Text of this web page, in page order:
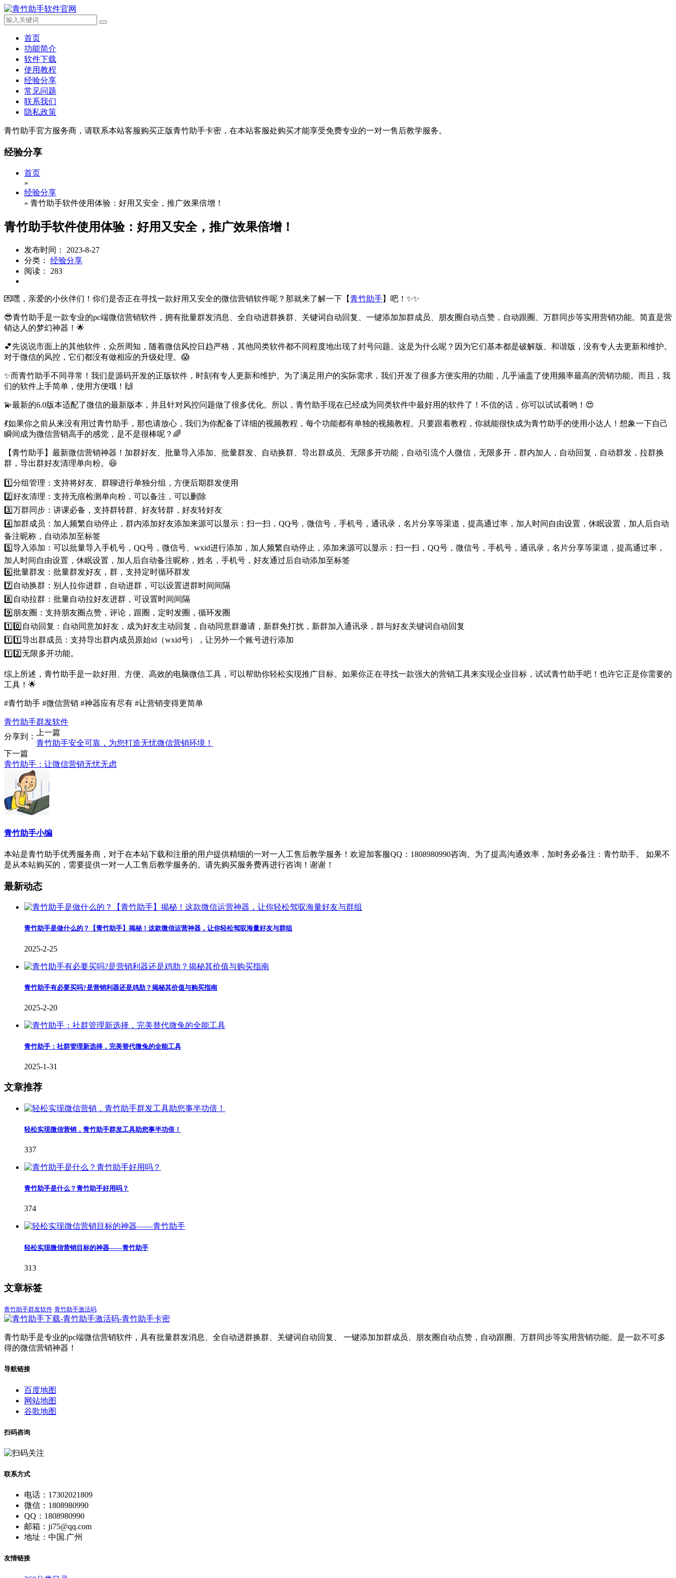
首页
功能简介
软件下载
使用教程
经验分享
常见问题
联系我们
隐私政策
青竹助手官方服务商，请联系本站客服购买正版青竹助手卡密，在本站客服处购买才能享受免费专业的一对一售后教学服务。
经验分享
首页
»
经验分享
» 青竹助手软件使用体验：好用又安全，推广效果倍增！
青竹助手软件使用体验：好用又安全，推广效果倍增！
发布时间： 2023-8-27
分类： 经验分享
阅读： 283
💌嘿，亲爱的小伙伴们！你们是否正在寻找一款好用又安全的微信营销软件呢？那就来了解一下【青竹助手】吧！✨✨
😎青竹助手是一款专业的pc端微信营销软件，拥有批量群发消息、全自动进群换群、关键词自动回复、一键添加加群成员、朋友圈自动点赞，自动跟圈、万群同步等实用营销功能。简直是营
销达人的梦幻神器！🌟
💕先说说市面上的其他软件，众所周知，随着微信风控日趋严格，其他同类软件都不同程度地出现了封号问题。这是为什么呢？因为它们基本都是破解版、和谐版，没有专人去更新和维护。
对于微信的风控，它们都没有做相应的升级处理。😱
✨而青竹助手不同寻常！我们是源码开发的正版软件，时刻有专人更新和维护。为了满足用户的实际需求，我们开发了很多方便实用的功能，几乎涵盖了使用频率最高的营销功能。而且，我
们的软件上手简单，使用方便哦！🙌
💫最新的6.0版本适配了微信的最新版本，并且针对风控问题做了很多优化。所以，青竹助手现在已经成为同类软件中最好用的软件了！不信的话，你可以试试看哟！😍
💃如果你之前从来没有用过青竹助手，那也请放心，我们为你配备了详细的视频教程，每个功能都有单独的视频教程。只要跟着教程，你就能很快成为青竹助手的使用小达人！想象一下自己
瞬间成为微信营销高手的感觉，是不是很棒呢？🌈
【青竹助手】最新微信营销神器！加群好友、批量导入添加、批量群发、自动换群、导出群成员、无限多开功能，自动引流个人微信，无限多开，群内加人，自动回复，自动群发，拉群换
群，导出群好友清理单向粉。😆
1️⃣分组管理：支持将好友、群聊进行单独分组，方便后期群发使用
2️⃣好友清理：支持无痕检测单向粉，可以备注，可以删除
3️⃣万群同步：讲课必备，支持群转群、好友转群，好友转好友
4️⃣加群成员：加人频繁自动停止，群内添加好友添加来源可以显示：扫一扫，QQ号，微信号，手机号，通讯录，名片分享等渠道，提高通过率，加人时间自由设置，休眠设置，加人后自动
备注昵称，自动添加至标签
5️⃣导入添加：可以批量导入手机号，QQ号，微信号、wxid进行添加，加人频繁自动停止，添加来源可以显示：扫一扫，QQ号，微信号，手机号，通讯录，名片分享等渠道，提高通过率，
加人时间自由设置，休眠设置，加人后自动备注昵称，姓名，手机号，好友通过后自动添加至标签
6️⃣批量群发：批量群发好友，群，支持定时循环群发
7️⃣自动换群：别人拉你进群，自动进群，可以设置进群时间间隔
8️⃣自动拉群：批量自动拉好友进群，可设置时间间隔
9️⃣朋友圈：支持朋友圈点赞，评论，跟圈，定时发圈，循环发圈
1️⃣0️⃣自动回复：自动同意加好友，成为好友主动回复，自动同意群邀请，新群免打扰，新群加入通讯录，群与好友关键词自动回复
1️⃣1️⃣导出群成员：支持导出群内成员原始id（wxid号），让另外一个账号进行添加
1️⃣2️⃣无限多开功能。
综上所述，青竹助手是一款好用、方便、高效的电脑微信工具，可以帮助你轻松实现推广目标。如果你正在寻找一款强大的营销工具来实现企业目标，试试青竹助手吧！也许它正是你需要的
工具！🌟
#青竹助手 #微信营销 #神器应有尽有 #让营销变得更简单
青竹助手群发软件
分享到：
上一篇
青竹助手安全可靠，为您打造无忧微信营销环境！
下一篇
青竹助手：让微信营销无忧无虑
青竹助手小编
本站是青竹助手优秀服务商，对于在本站下载和注册的用户提供精细的一对一人工售后教学服务！欢迎加客服QQ：1808980990咨询。为了提高沟通效率，加时务必备注：青竹助手。 如果不
是从本站购买的，需要提供一对一人工售后教学服务的。请先购买服务费再进行咨询！谢谢！
最新动态
青竹助手是做什么的？【青竹助手】揭秘！这款微信运营神器，让你轻松驾驭海量好友与群组
2025-2-25
青竹助手有必要买吗?是营销利器还是鸡肋？揭秘其价值与购买指南
2025-2-20
青竹助手：社群管理新选择，完美替代微兔的全能工具
2025-1-31
文章推荐
轻松实现微信营销，青竹助手群发工具助您事半功倍！
337
青竹助手是什么？青竹助手好用吗？
374
轻松实现微信营销目标的神器——青竹助手
313
文章标签
青竹助手群发软件 青竹助手激活码
青竹助手是专业的pc端微信营销软件，具有批量群发消息、全自动进群换群、关键词自动回复、 一键添加加群成员、朋友圈自动点赞，自动跟圈、万群同步等实用营销功能。是一款不可多
得的微信营销神器！
导航链接
百度地图
网站地图
谷歌地图
扫码咨询
联系方式
电话：17302021809
微信：1808980990
QQ：1808980990
邮箱：ji75@qq.com
地址：中国.广州
友情链接